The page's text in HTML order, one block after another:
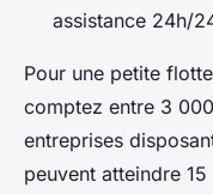
assistance 24h/
Pour une petite
comptez entre 3
entreprises
peuvent atteindre